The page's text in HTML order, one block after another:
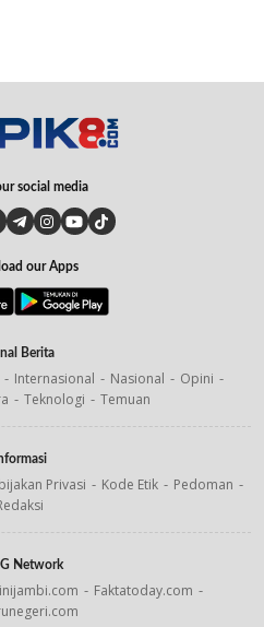
social media
our Apps
Berita
Internasional Nasional
Opini
Teknologi Temuan
Privasi Kode Etik
Pedoman
Network
Faktatoday.com